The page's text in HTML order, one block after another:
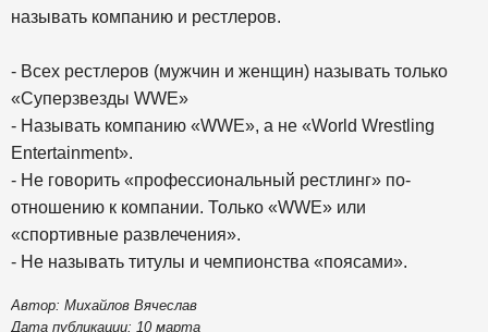
называть компанию и рестлеров.
- Всех рестлеров (мужчин и женщин) называть только
«Суперзвезды WWE»
- Называть компанию «WWE», а не «World Wrestling
Entertainment».
- Не говорить «профессиональный рестлинг» по-
отношению к компании. Только «WWE» или
«спортивные развлечения».
- Не называть титулы и чемпионства «поясами».
Автор: Михайлов Вячеслав
Дата публикации: 10 марта